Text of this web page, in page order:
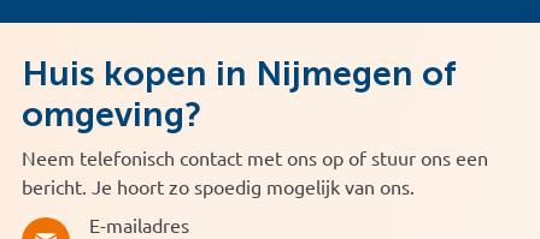
Huis kopen in Nijmegen of
omgeving?
Neem telefonisch contact met ons op of stuur ons een
bericht. Je hoort zo spoedig mogelijk van ons.
E-mailadres